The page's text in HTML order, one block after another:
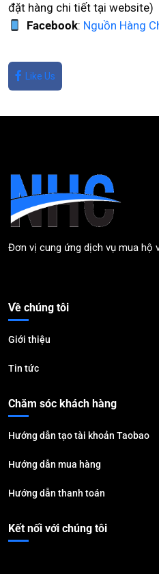
đặt hàng chi tiết tại website)
Facebook: Nguồn Hàng
Like Us
Đơn vị cung ứng dịch vụ mua hộ
Về chúng tôi
Giới thiệu
Tin tức
Chăm sóc khách hàng
Hướng dẫn tạo tài khoản Taobao
Hướng dẫn mua hàng
Hướng dẫn thanh toán
Kết nối với chúng tôi